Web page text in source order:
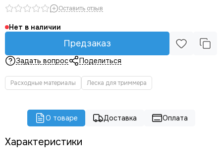
Оставить отзыв
Нет в наличии
Предзаказ
Задать вопрос Поделиться
Расходные материалы Леска для триммера
О товаре Доставка Оплата
Характеристики